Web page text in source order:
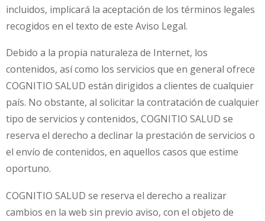
incluidos, implicará la aceptación de los términos legales
recogidos en el texto de este Aviso Legal.
Debido a la propia naturaleza de Internet, los
contenidos, así como los servicios que en general ofrece
COGNITIO SALUD están dirigidos a clientes de cualquier
país. No obstante, al solicitar la contratación de cualquier
tipo de servicios y contenidos, COGNITIO SALUD se
reserva el derecho a declinar la prestación de servicios o
el envío de contenidos, en aquellos casos que estime
oportuno.
COGNITIO SALUD se reserva el derecho a realizar
cambios en la web sin previo aviso, con el objeto de